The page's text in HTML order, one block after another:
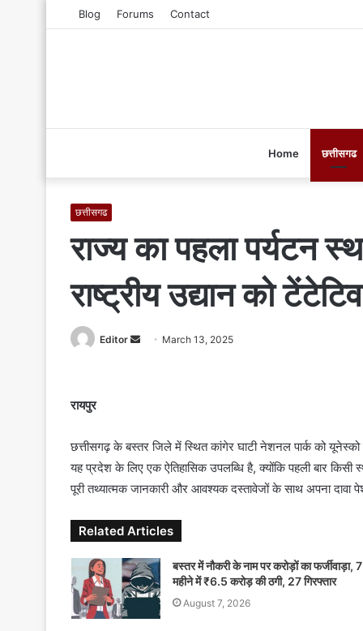
Blog Forums Contact
Home छत्तीसगढ
छत्तीसगढ
राज्य का पहला पर्यटन
राष्ट्रीय उद्यान को
Editor
m
a
l
March 13, 2025
रायपुर
छत्तीसगढ़ के बस्तर जिले में स्थित कांगेर घाटी नेशनल पार्क को
यह प्रदेश के लिए एक ऐतिहासिक उपलब्धि है, क्योंकि पहली बार
पूरी तथ्यात्मक जानकारी और आवश्यक दस्तावेजों के साथ अपना दावा
Related Articles
बस्तर में नौकरी के नाम पर करोड़ों का फर्जीवाड़ा, 7
महीने में ₹6.5 करोड़ की ठगी, 27 गिरफ्तार
August 7, 2026